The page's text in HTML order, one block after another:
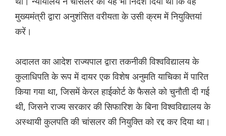
मुख्यमंत्री द्वारा अनुशंसित वरीयता के उसी क्रम में नियुक्तियां
करें।
अदालत का आदेश राज्यपाल द्वारा तकनीकी विश्वविद्यालय के
कुलाधिपति के रूप में दायर एक विशेष अनुमति याचिका में पारित
किया गया था, जिसमें केरल हाईकोर्ट के फैसले को चुनौती दी गई
थी, जिसने राज्य सरकार की सिफारिश के बिना विश्वविद्यालय के
अस्थायी कुलपति की चांसलर की नियुक्ति को रद्द कर दिया था।